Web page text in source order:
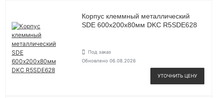
Корпус клеммный металлический
SDE 600х200х80мм DKC R5SDE628
Под заказ
Обновлено 06.08.2026
УТОЧНИТЬ ЦЕНУ